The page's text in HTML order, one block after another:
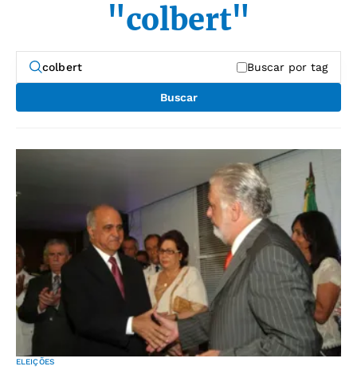
"colbert"
Buscar por tag
Buscar
ELEIÇÕES